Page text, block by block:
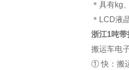
＊具有kg
＊LCD液
浙江1吨
搬运车电
① 快：搬